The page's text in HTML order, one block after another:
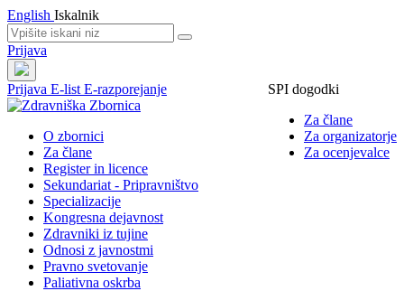
English Iskalnik
Prijava
Prijava
SPI dogodki
Za člane
Za organizatorje
Za ocenjevalce
E-list E-razporejanje
O zbornici
Za člane
Register in licence
Sekundariat - Pripravništvo
Specializacije
Kongresna dejavnost
Zdravniki iz tujine
Odnosi z javnostmi
Pravno svetovanje
Paliativna oskrba